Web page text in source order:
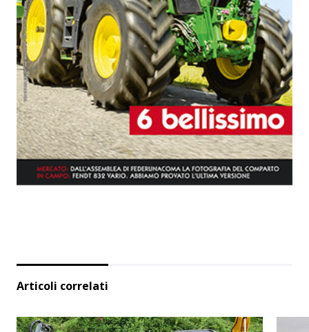
Articoli correlati